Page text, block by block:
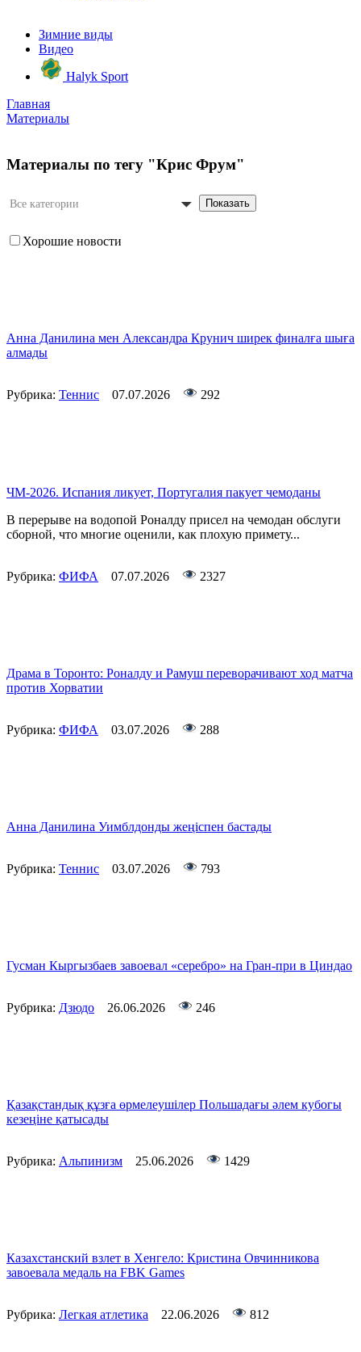
Зимние виды
Видео
Halyk Sport
Главная
Материалы
Материалы по тегу "Крис Фрум"
Все категории Показать
Хорошие новости
Анна Данилина мен Александра Крунич ширек финалға шыға
алмады
Рубрика: Теннис 07.07.2026 292
ЧМ-2026. Испания ликует, Португалия пакует чемоданы
В перерыве на водопой Роналду присел на чемодан обслуги
сборной, что многие оценили, как плохую примету...
Рубрика: ФИФА 07.07.2026 2327
Драма в Торонто: Роналду и Рамуш переворачивают ход матча
против Хорватии
Рубрика: ФИФА 03.07.2026 288
Анна Данилина Уимблдонды жеңіспен бастады
Рубрика: Теннис 03.07.2026 793
Гусман Кыргызбаев завоевал «серебро» на Гран-при в Циндао
Рубрика: Дзюдо 26.06.2026 246
Қазақстандық құзға өрмелеушілер Польшадағы әлем кубогы
кезеңіне қатысады
Рубрика: Альпинизм 25.06.2026 1429
Казахстанский взлет в Хенгело: Кристина Овчинникова
завоевала медаль на FBK Games
Рубрика: Легкая атлетика 22.06.2026 812